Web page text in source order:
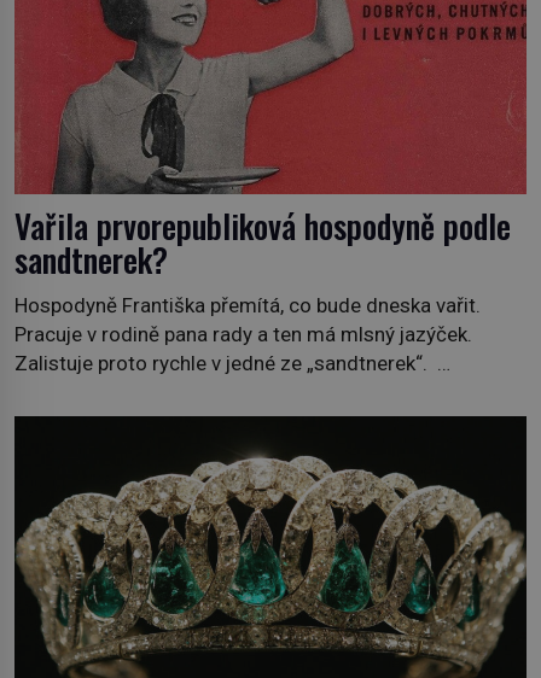
Vařila prvorepubliková hospodyně podle
sandtnerek?
Hospodyně Františka přemítá, co bude dneska vařit.
Pracuje v rodině pana rady a ten má mlsný jazýček.
Zalistuje proto rychle v jedné ze „sandtnerek“.
povzdechne si směrem ke služce, kterou má v kuchyni k
ruce. Ještě v prvních letech nové republiky fungoval kvůli
nedostatku zboží přídělový systém. […]